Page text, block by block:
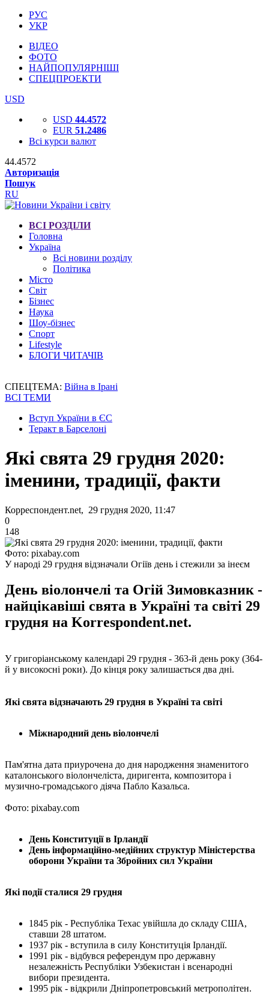
РУС
УКР
ВІДЕО
ФОТО
НАЙПОПУЛЯРНІШІ
СПЕЦПРОЕКТИ
USD
USD 44.4572
EUR 51.2486
Всі курси валют
44.4572
Авторизація
Пошук
RU
ВСІ РОЗДІЛИ
Головна
Україна
Всі новини розділу
Політика
Місто
Світ
Бізнес
Наука
Шоу-бізнес
Спорт
Lifestyle
БЛОГИ ЧИТАЧІВ
СПЕЦТЕМА: Війна в Ірані
ВСІ ТЕМИ
Вступ України в ЄС
Теракт в Барселоні
Які свята 29 грудня 2020:
іменини, традиції, факти
Корреспондент.net, 29 грудня 2020, 11:47
0
148
Фото: pixabay.com
У народі 29 грудня відзначали Огіїв день і стежили за інеєм
День віолончелі та Огій Зимовказник -
найцікавіші свята в Україні та світі 29
грудня на Korrespondent.net.
У григоріанському календарі 29 грудня - 363-й день року (364-
й у високосні роки). До кінця року залишається два дні.
Які свята відзначають 29 грудня в Україні та світі
Міжнародний день віолончелі
Пам'ятна дата приурочена до дня народження знаменитого
каталонського віолончеліста, диригента, композитора і
музично-громадського діяча Пабло Казальса.
Фото: pixabay.com
День Конституції в Ірландії
День інформаційно-медійних структур Міністерства
оборони України та Збройних сил України
Які події сталися 29 грудня
1845 рік - Республіка Техас увійшла до складу США,
ставши 28 штатом.
1937 рік - вступила в силу Конституція Ірландії.
1991 рік - відбувся референдум про державну
незалежність Республіки Узбекистан і всенародні
вибори президента.
1995 рік - відкрили Дніпропетровський метрополітен.